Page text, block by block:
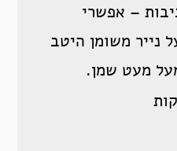
– אפשרי
נייר משומן היטב
מעט שמן.